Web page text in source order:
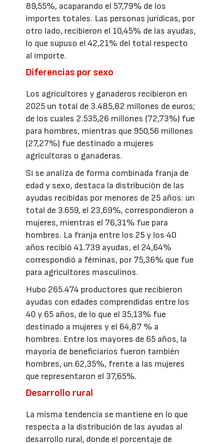
89,55%, acaparando el 57,79% de los
importes totales. Las personas jurídicas, por
otro lado, recibieron el 10,45% de las ayudas,
lo que supuso el 42,21% del total respecto
al importe.
Diferencias por sexo
Los agricultores y ganaderos recibieron en
2025 un total de 3.485,82 millones de euros;
de los cuales 2.535,26 millones (72,73%) fue
para hombres, mientras que 950,56 millones
(27,27%) fue destinado a mujeres
agricultoras o ganaderas.
Si se analiza de forma combinada franja de
edad y sexo, destaca la distribución de las
ayudas recibidas por menores de 25 años: un
total de 3.659, el 23,69%, correspondieron a
mujeres, mientras el 76,31% fue para
hombres. La franja entre los 25 y los 40
años recibió 41.739 ayudas, el 24,64%
correspondió a féminas, por 75,36% que fue
para agricultores masculinos.
Hubo 265.474 productores que recibieron
ayudas con edades comprendidas entre los
40 y 65 años, de lo que el 35,13% fue
destinado a mujeres y el 64,87 % a
hombres. Entre los mayores de 65 años, la
mayoría de beneficiarios fueron también
hombres, un 62,35%, frente a las mujeres
que representaron el 37,65%.
Desarrollo rural
La misma tendencia se mantiene en lo que
respecta a la distribución de las ayudas al
desarrollo rural, donde el porcentaje de